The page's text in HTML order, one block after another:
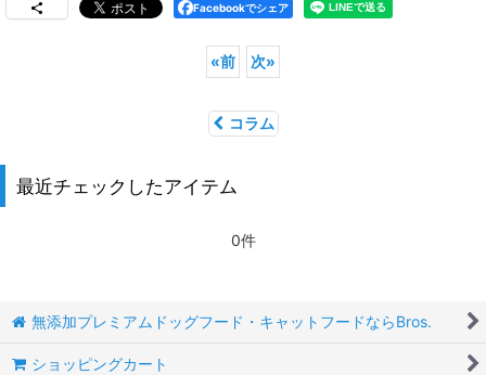
Facebookでシェア
«前 次»
コラム
最近チェックしたアイテム
0件
無添加プレミアムドッグフード・キャットフードならBros.
ショッピングカート